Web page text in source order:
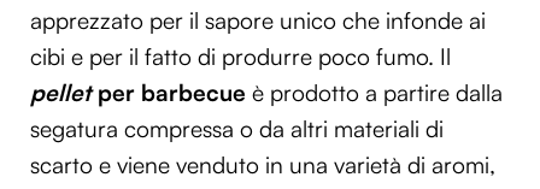
apprezzato per il sapore unico che infonde ai
cibi e per il fatto di produrre poco fumo. Il
pelletper barbecue è prodotto a partire dalla
segatura compressa o da altri materiali di
scarto e viene venduto in una varietà di aromi,